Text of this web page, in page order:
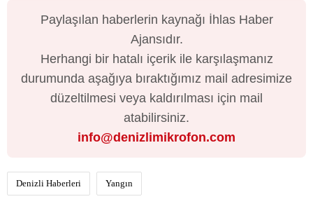
Paylaşılan haberlerin kaynağı İhlas Haber
Ajansıdır.
Herhangi bir hatalı içerik ile karşılaşmanız
durumunda aşağıya bıraktığımız mail adresimize
düzeltilmesi veya kaldırılması için mail
atabilirsiniz.
info@denizlimikrofon.com
Denizli Haberleri Yangın